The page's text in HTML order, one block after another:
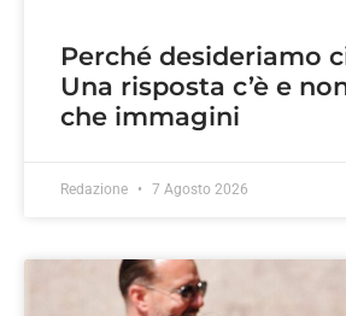
Perché desideriamo
Una risposta c’è e
che immagini
Redazione 7 Agosto 2026